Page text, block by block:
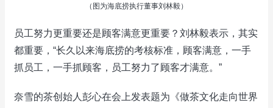
（图为海底捞执行董事刘林毅）
员工努力更重要还是顾客满意更重要？刘林毅表示，其实
都重要，“长久以来海底捞的考核标准，顾客满意，一手
抓员工，一手抓顾客，员工努力了顾客才满意。”
奈雪的茶创始人彭心在会上发表题为《做茶文化走向世界